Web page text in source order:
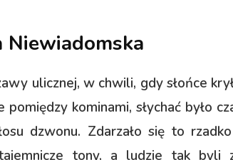
Niewiadomska
ulicznej, w chwili, gdy słońce
kominami, słychać było
dzwonu. Zdarzało się to
tony, a ludzie tak byli